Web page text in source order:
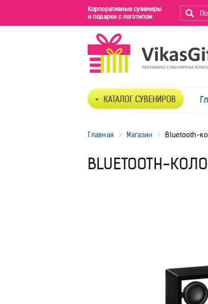
Корпоративные сувениры
и подарки с логотипом
КАТАЛОГ СУВЕНИРОВ
Главная Магазин Bluetooth-
BLUETOOTH-